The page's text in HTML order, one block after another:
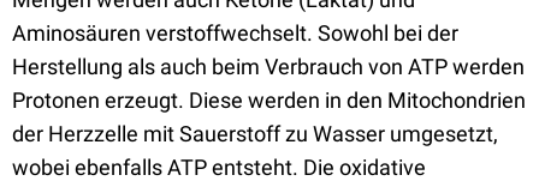
Aminosäuren verstoffwechselt. Sowohl bei der
Herstellung als auch beim Verbrauch von ATP werden
Protonen erzeugt. Diese werden in den Mitochondrien
der Herzzelle mit Sauerstoff zu Wasser umgesetzt,
wobei ebenfalls ATP entsteht. Die oxidative